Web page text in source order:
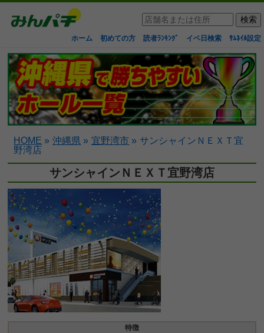
ホーム 初めての方 読者ﾗﾝｷﾝｸﾞ イベ日検索 ｻﾑﾈｲﾙ設定
HOME » 沖縄県 » 宜野湾市 » サンシャインＮＥＸＴ宜
野湾店
サンシャインＮＥＸＴ宜野湾店
特徴